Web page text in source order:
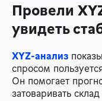
Провели
увидеть
XYZ-анализ
спросом
Он помогает
затоваривать